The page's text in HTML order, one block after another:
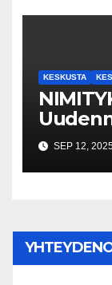
KESKUSTA
1.10.
From.
SEP 12,